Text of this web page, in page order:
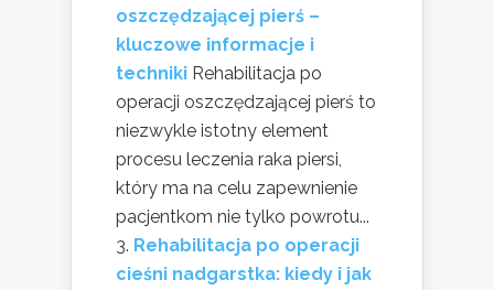
oszczędzającej pierś –
kluczowe informacje i
techniki Rehabilitacja po
operacji oszczędzającej pierś to
niezwykle istotny element
procesu leczenia raka piersi,
który ma na celu zapewnienie
pacjentkom nie tylko powrotu...
Rehabilitacja po operacji
cieśni nadgarstka: kiedy i jak